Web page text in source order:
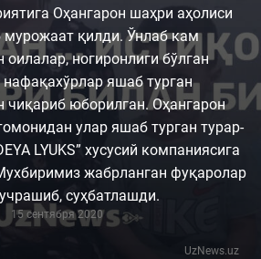
Оҳангарон шаҳри аҳолиси
мурожаат қилди. Ўнлаб кам
ногиронлиги бўлган
яшаб турган
чиқариб юборилган. Оҳангарон
улар яшаб турган турар-
LYUKS” хусусий компаниясига
жабрланган фуқаролар
суҳбатлашди.
15 сентября 2020
UzNews.uz